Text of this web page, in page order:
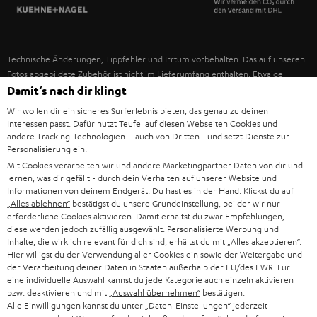
NEUHEITEN
UNSER MANAGEMENT
UNSERE WERTE
BILDUNGSRABATT
GESCHENKGUTSCHEIN
BARRIEREFREIHEIT
USA
WEITERE LÄNDER
Technische Änderungen, Tippfehler und Irrtum vorbehalten. Das auf unseren
Fotos abgebildete Zubehör ist nicht im Lieferumfang enthalten. Etwaige
Entsorgungsgebühren für Batterien sind im Preis inbegriffen.
©2026 Lautsprecher Teufel GmbH - All rights reserved.
Impressum AGB
Vertrag widerrufen
Damit‘s nach dir klingt
Wir wollen dir ein sicheres Surferlebnis bieten, das genau zu deinen
Interessen passt. Dafür nutzt Teufel auf diesen Webseiten Cookies und
andere Tracking-Technologien – auch von Dritten - und setzt Dienste zur
Personalisierung ein.
Mit Cookies verarbeiten wir und andere Marketingpartner Daten von dir und
lernen, was dir gefällt - durch dein Verhalten auf unserer Website und
Informationen von deinem Endgerät. Du hast es in der Hand: Klickst du auf
„Alles ablehnen“ bestätigst du unsere Grundeinstellung, bei der wir nur
erforderliche Cookies aktivieren. Damit erhältst du zwar Empfehlungen,
diese werden jedoch zufällig ausgewählt. Personalisierte Werbung und
Inhalte, die wirklich relevant für dich sind, erhältst du mit „Alles akzeptieren“.
Hier willigst du der Verwendung aller Cookies ein sowie der Weitergabe und
der Verarbeitung deiner Daten in Staaten außerhalb der EU/des EWR. Für
eine individuelle Auswahl kannst du jede Kategorie auch einzeln aktivieren
bzw. deaktivieren und mit „Auswahl übernehmen“ bestätigen.
Alle Einwilligungen kannst du unter „Daten-Einstellungen“ jederzeit